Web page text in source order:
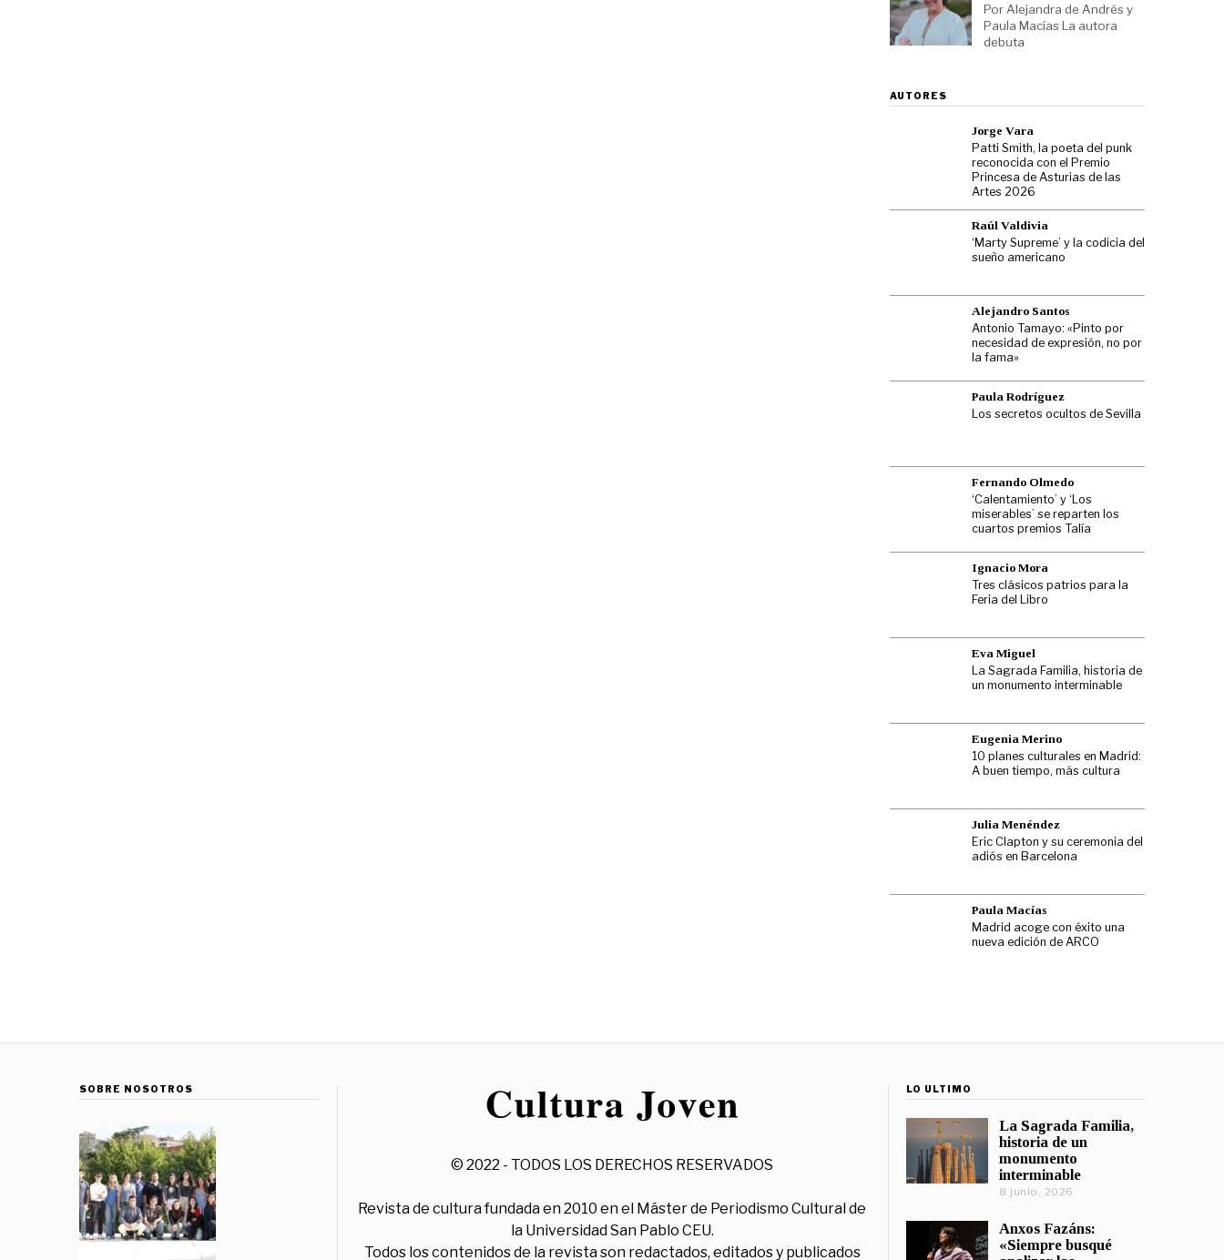
Por Alejandra de Andrés y
Paula Macías La autora
debuta
AUTORES
Jorge Vara
Patti Smith, la poeta del punk
reconocida con el Premio
Princesa de Asturias de las
Artes 2026
Raúl Valdivia
‘Marty Supreme’ y la codicia del
sueño americano
Alejandro Santos
Antonio Tamayo: «Pinto por
necesidad de expresión, no por
la fama»
Paula Rodríguez
Los secretos ocultos de Sevilla
Fernando Olmedo
‘Calentamiento’ y ‘Los
miserables’ se reparten los
cuartos premios Talía
Ignacio Mora
Tres clásicos patrios para la
Feria del Libro
Eva Miguel
La Sagrada Familia, historia de
un monumento interminable
Eugenia Merino
10 planes culturales en Madrid:
A buen tiempo, más cultura
Julia Menéndez
Eric Clapton y su ceremonia del
adiós en Barcelona
Paula Macías
Madrid acoge con éxito una
nueva edición de ARCO
SOBRE NOSOTROS
© 2022 - TODOS LOS DERECHOS RESERVADOS
Revista de cultura fundada en 2010 en el Máster de Periodismo Cultural de
la Universidad San Pablo CEU.
Todos los contenidos de la revista son redactados, editados y publicados
LO ÚLTIMO
La Sagrada Familia,
historia de un
monumento
interminable
8 junio, 2026
Anxos Fazáns:
«Siempre busqué